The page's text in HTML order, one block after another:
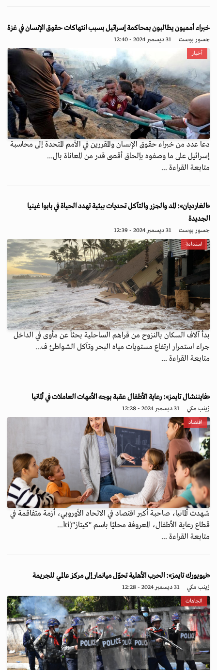
خبراء أمميون يطالبون بمحاكمة إسرائيل بسبب انتهاكات حقوق الإنسان في غزة
جسور بوست 31 ديسمبر 2024 - 12:40
أخبار
دعا عدد من خبراء حقوق الإنسان والمقررين في الأمم المتحدة إلى محاسبة
إسرائيل على ما وصفوه بإلحاق أقصى قدر من المعاناة بال...
متابعة القراءة ...
«الغارديان»: المد والجزر والتآكل تحديات بيئية تهدد الحياة في بابوا غينيا
الجديدة
جسور بوست 31 ديسمبر 2024 - 12:39
استدامة
بدأ آلاف السكان بالنزوح من قراهم الساحلية بحثاً عن مأوى في الداخل
جراء استمرار ارتفاع مستويات مياه البحر وتآكل الشواطئ ف...
متابعة القراءة ...
«فايننشال تايمز»: رعاية الأطفال عقبة بوجه الأمهات العاملات في ألمانيا
زينب مكي 31 ديسمبر 2024 - 12:28
اقتصاد
شهدت ألمانيا، صاحبة أكبر اقتصاد في الاتحاد الأوروبي، أزمة متفاقمة في
قطاع رعاية الأطفال، المعروفة محليًا باسم "كيتاز"(ki...
متابعة القراءة ...
«نيويورك تايمز»: الحرب الأهلية تحوّل ميانمار إلى مركز عالمي للجريمة
زينب مكي 31 ديسمبر 2024 - 12:28
اتجاهات